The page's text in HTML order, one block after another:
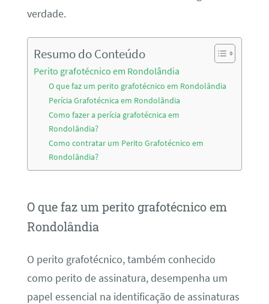
verdade.
Resumo do Conteúdo
Perito grafotécnico em Rondolândia
O que faz um perito grafotécnico em Rondolândia
Perícia Grafotécnica em Rondolândia
Como fazer a perícia grafotécnica em
Rondolândia?
Como contratar um Perito Grafotécnico em
Rondolândia?
O que faz um perito grafotécnico em
Rondolândia
O perito grafotécnico, também conhecido
como perito de assinatura, desempenha um
papel essencial na identificação de assinaturas